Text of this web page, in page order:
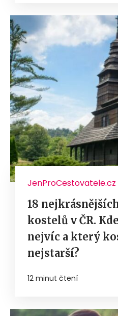
JenProCestovatele.cz
18
kostelů v ČR.
nejvíc a který
nejstarší?
12 minut čtení